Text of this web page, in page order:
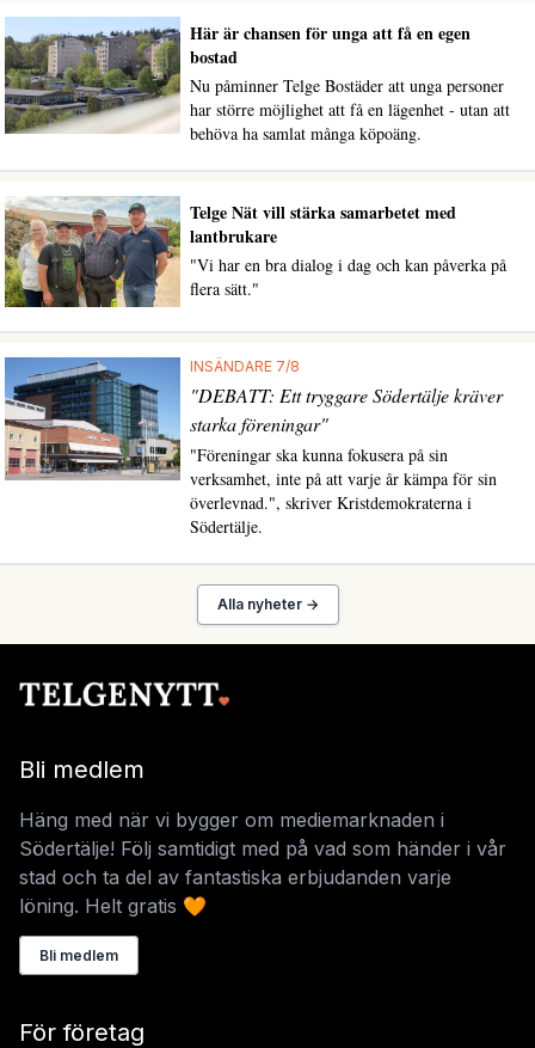
Här är chansen för unga att få en egen
bostad
Nu påminner Telge Bostäder att unga personer
har större möjlighet att få en lägenhet - utan att
behöva ha samlat många köpoäng.
Telge Nät vill stärka samarbetet med
lantbrukare
"Vi har en bra dialog i dag och kan påverka på
flera sätt."
INSÄNDARE 7/8
"DEBATT: Ett tryggare Södertälje kräver
starka föreningar"
"Föreningar ska kunna fokusera på sin
verksamhet, inte på att varje år kämpa för sin
överlevnad.", skriver Kristdemokraterna i
Södertälje.
Alla nyheter →
Bli medlem
Häng med när vi bygger om mediemarknaden i
Södertälje! Följ samtidigt med på vad som händer i vår
stad och ta del av fantastiska erbjudanden varje
löning. Helt gratis 🧡
Bli medlem
För företag